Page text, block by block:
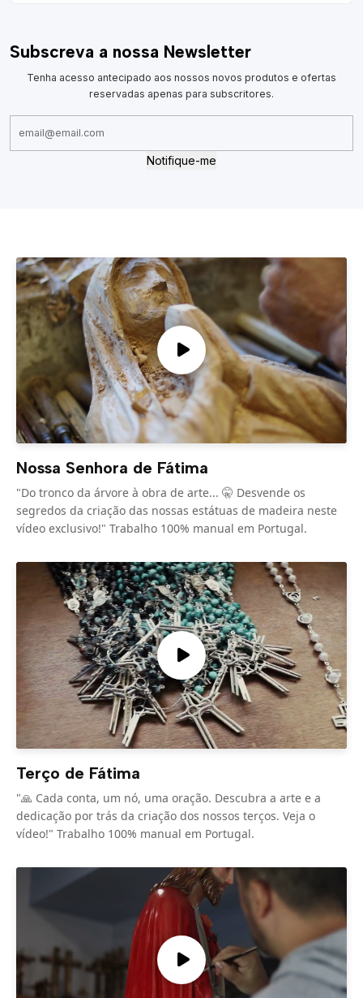
Subscreva a nossa Newsletter
Tenha acesso antecipado aos nossos novos produtos e ofertas
reservadas apenas para subscritores.
Notifique-me
Nossa Senhora de Fátima
"Do tronco da árvore à obra de arte... 🤫 Desvende os
segredos da criação das nossas estátuas de madeira neste
vídeo exclusivo!" Trabalho 100% manual em Portugal.
Terço de Fátima
"🙏 Cada conta, um nó, uma oração. Descubra a arte e a
dedicação por trás da criação dos nossos terços. Veja o
vídeo!" Trabalho 100% manual em Portugal.